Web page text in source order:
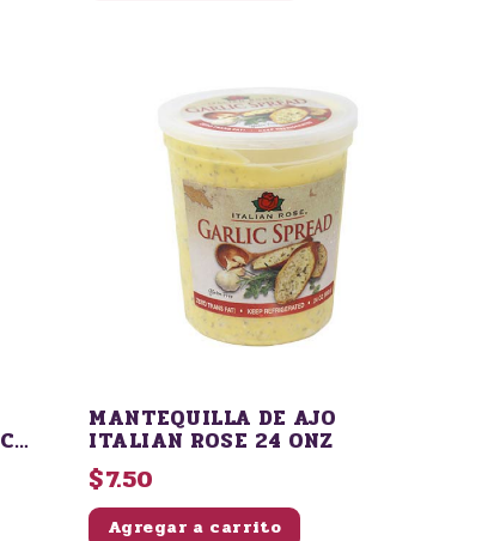
MANTEQUILLA DE AJO
ITALIAN ROSE 24 ONZ
$7.50
Agregar a carrito